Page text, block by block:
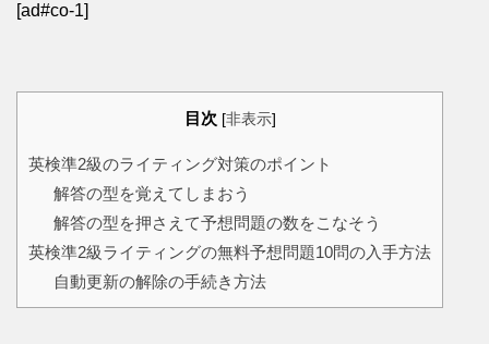
[ad#co-1]
目次 [非表示]
英検準2級のライティング対策のポイント
解答の型を覚えてしまおう
解答の型を押さえて予想問題の数をこなそう
英検準2級ライティングの無料予想問題10問の入手方法
自動更新の解除の手続き方法